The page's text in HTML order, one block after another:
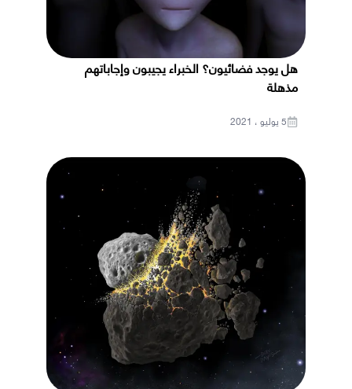
هل يوجد فضائيون؟ الخبراء يجيبون وإجاباتهم
مذهلة
5 يوليو ، 2021